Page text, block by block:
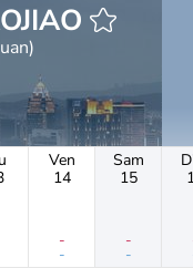
Ven
14
-
-
Sam
15
-
-